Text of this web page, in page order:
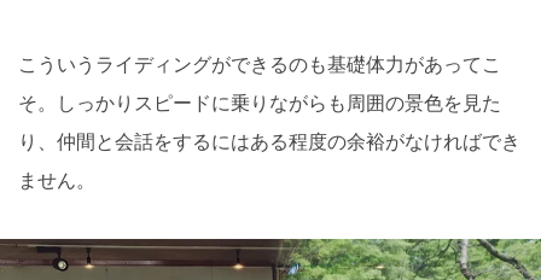
こういうライディングができるのも基礎体力があってこ
そ。しっかりスピードに乗りながらも周囲の景色を見た
り、仲間と会話をするにはある程度の余裕がなければでき
ません。